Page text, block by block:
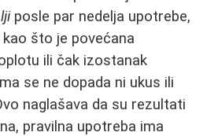
posle par nedelja upotrebe,
što je povećana
ili čak izostanak
se ne dopada ni ukus ili
naglašava da su rezultati
pravilna upotreba ima